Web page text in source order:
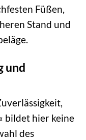
Füßen,
Stand und
und
bildet hier keine
des